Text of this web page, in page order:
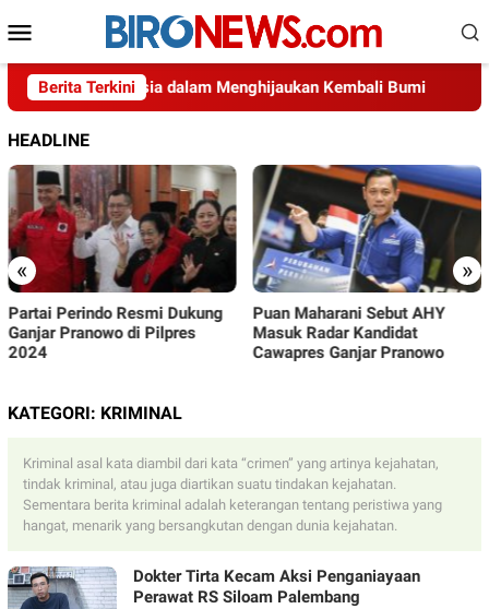
ke
kontenMobile
Berita Terkini
Usaha Indonesia dalam Menghijaukan Kembali Bumi
HEADLINE
« »
Puan Maharani Sebut AHY
Masuk Radar Kandidat
Cawapres Ganjar Pranowo
PSI Siap Jadi ‘Kuda
Pemilu 2024
KATEGORI: KRIMINAL
Kriminal asal kata diambil dari kata “crimen” yang artinya kejahatan,
tindak kriminal, atau juga diartikan suatu tindakan kejahatan.
Sementara berita kriminal adalah keterangan tentang peristiwa yang
hangat, menarik yang bersangkutan dengan dunia kejahatan.
Dokter Tirta Kecam Aksi Penganiayaan
Perawat RS Siloam Palembang